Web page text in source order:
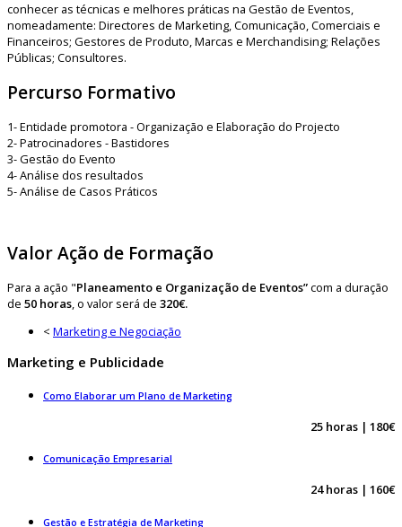
conhecer as técnicas e melhores práticas na Gestão de Eventos,
nomeadamente: Directores de Marketing, Comunicação, Comerciais e
Financeiros; Gestores de Produto, Marcas e Merchandising; Relações
Públicas; Consultores.
Percurso Formativo
1- Entidade promotora - Organização e Elaboração do Projecto
2- Patrocinadores - Bastidores
3- Gestão do Evento
4- Análise dos resultados
5- Análise de Casos Práticos
Valor Ação de Formação
Para a ação "Planeamento e Organização de Eventos”com a duração
de 50 horas, o valor será de 320€.
< Marketing e Negociação
Marketing e Publicidade
Como Elaborar um Plano de Marketing
25 horas | 180€
Comunicação Empresarial
24 horas | 160€
Gestão e Estratégia de Marketing